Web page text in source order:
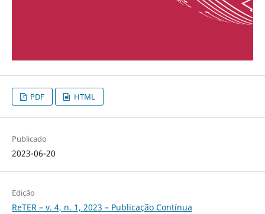
PDF HTML
Publicado
2023-06-20
Edição
ReTER – v. 4, n. 1, 2023 – Publicação Contínua